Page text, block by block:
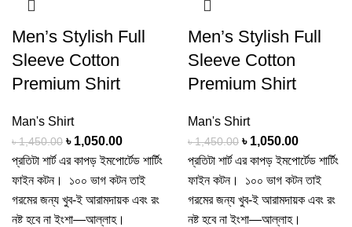
Men’s Stylish Full
Sleeve Cotton
Premium Shirt
Man's Shirt
৳1,450.00 ৳ 1,050.00
প্রতিটা শার্ট এর কাপড় ইমপোর্টেড শার্টিং
ফাইন কটন। ১০০ ভাগ কটন তাই
গরমের জন্য খুব-ই আরামদায়ক এবং রং
নষ্ট হবে না ইংশা—আল্লাহ।
Men’s Stylish Full
Sleeve Cotton
Premium Shirt
Man's Shirt
৳1,450.00 ৳ 1,050.00
প্রতিটা শার্ট এর কাপড় ইমপোর্টেড শার্টিং
ফাইন কটন। ১০০ ভাগ কটন তাই
গরমের জন্য খুব-ই আরামদায়ক এবং রং
নষ্ট হবে না ইংশা—আল্লাহ।